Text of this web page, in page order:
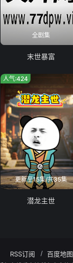
全剧集
末世暴富
更新至15集/共35集
人气:424
潜龙主世
RSS订阅 百度地图